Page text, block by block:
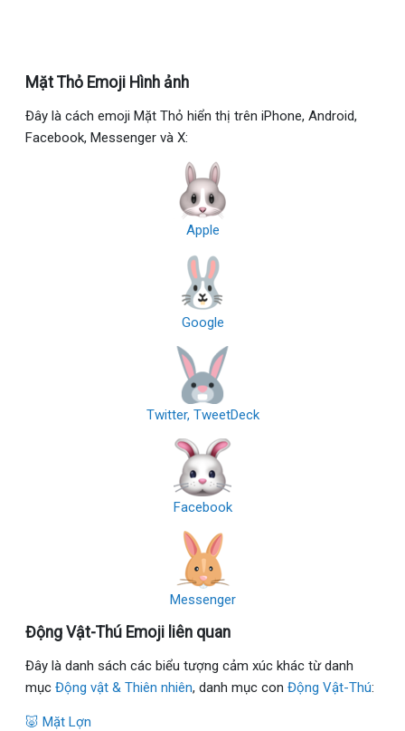
Mặt Thỏ Emoji Hình ảnh
Đây là cách emoji Mặt Thỏ hiển thị trên iPhone, Android,
Facebook, Messenger và X:
Apple
Google
Twitter, TweetDeck
Facebook
Messenger
Động Vật-Thú Emoji liên quan
Đây là danh sách các biểu tượng cảm xúc khác từ danh
mục Động vật & Thiên nhiên, danh mục con Động Vật-Thú:
🐷 Mặt Lợn